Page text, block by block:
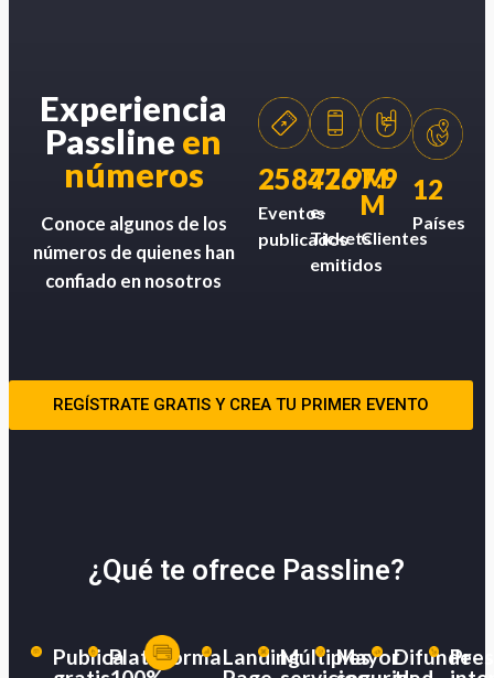
Experiencia
Passline en
números
Conoce algunos de los
números de quienes han
confiado en nosotros
258426
Eventos
publicados
77.9M
e-
Tickets
emitidos
7.9
M
Clientes
12
Países
REGÍSTRATE GRATIS Y CREA TU PRIMER EVENTO
¿Qué te ofrece Passline?
PublicaPlataformaLandingMúltiplesMayorDifunde